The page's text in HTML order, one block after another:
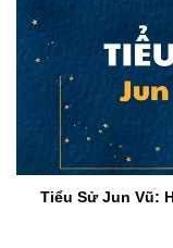
Tiểu Sử Jun Vũ: